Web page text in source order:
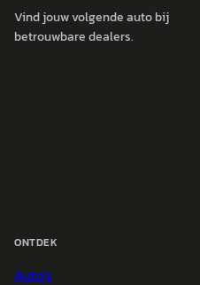
Vind jouw volgende auto bij
betrouwbare dealers.
ONTDEK
Auto's